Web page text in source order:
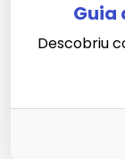
Guia
Descobriu